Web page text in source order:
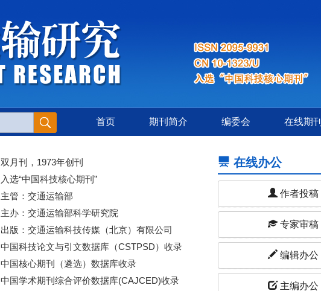
首页 期刊简介 编委会 在线期刊
双月刊，1973年创刊
入选“中国科技核心期刊”
主管：交通运输部
主办：交通运输部科学研究院
出版：交通运输科技传媒（北京）有限公司
中国科技论文与引文数据库（CSTPSD）收录
中国核心期刊（遴选）数据库收录
中国学术期刊综合评价数据库(CAJCED)收录
在线办公
作者投稿
专家审稿
编辑办公
主编办公